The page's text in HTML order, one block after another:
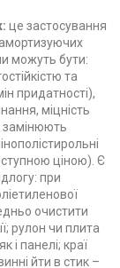
це застосування
амортизуючих
можуть бути:
та
придатності),
міцність
замінюють
ціною). Є
при
очистити
рулон чи плита
і панелі; краї
йти в стик –